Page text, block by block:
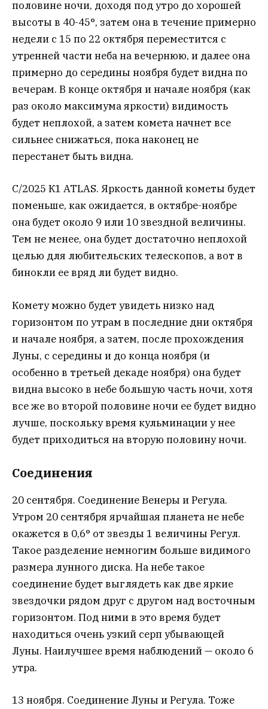
половине ночи, доходя под утро до хорошей
высоты в 40-45°, затем она в течение примерно
недели с 15 по 22 октября переместится с
утренней части неба на вечернюю, и далее она
примерно до середины ноября будет видна по
вечерам. В конце октября и начале ноября (как
раз около максимума яркости) видимость
будет неплохой, а затем комета начнет все
сильнее снижаться, пока наконец не
перестанет быть видна.
C/2025 К1 ATLAS. Яркость данной кометы будет
поменьше, как ожидается, в октябре-ноябре
она будет около 9 или 10 звездной величины.
Тем не менее, она будет достаточно неплохой
целью для любительских телескопов, а вот в
бинокли ее вряд ли будет видно.
Комету можно будет увидеть низко над
горизонтом по утрам в последние дни октября
и начале ноября, а затем, после прохождения
Луны, с середины и до конца ноября (и
особенно в третьей декаде ноября) она будет
видна высоко в небе большую часть ночи, хотя
все же во второй половине ночи ее будет видно
лучше, поскольку время кульминации у нее
будет приходиться на вторую половину ночи.
Соединения
20 сентября. Соединение Венеры и Регула.
Утром 20 сентября ярчайшая планета не небе
окажется в 0,6° от звезды 1 величины Регул.
Такое разделение немногим больше видимого
размера лунного диска. На небе такое
соединение будет выглядеть как две яркие
звездочки рядом друг с другом над восточным
горизонтом. Под ними в это время будет
находиться очень узкий серп убывающей
Луны. Наилучшее время наблюдений — около 6
утра.
13 ноября. Соединение Луны и Регула. Тоже